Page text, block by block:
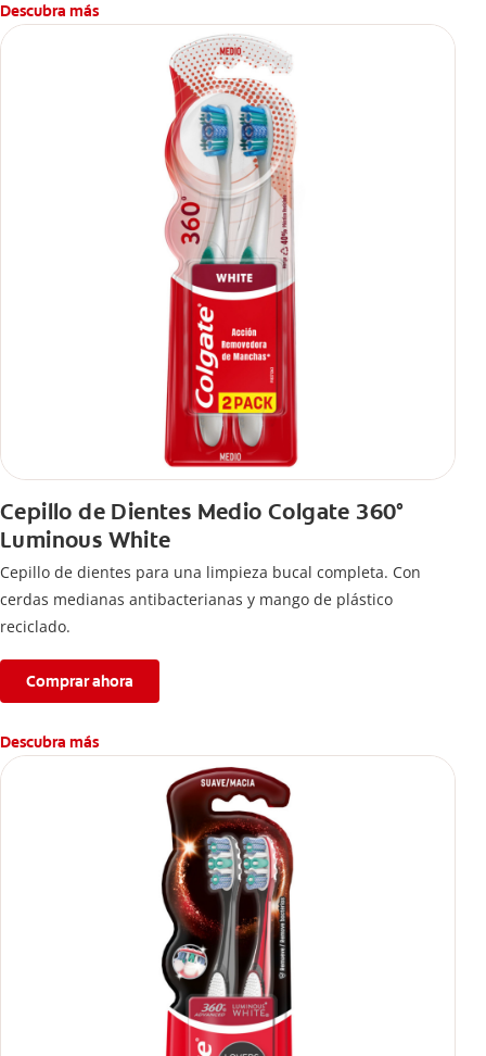
Descubra más
Cepillo de Dientes Medio Colgate 360°
Luminous White
Cepillo de dientes para una limpieza bucal completa. Con
cerdas medianas antibacterianas y mango de plástico
reciclado.
Comprar ahora
Descubra más